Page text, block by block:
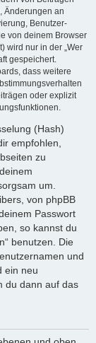
Änderungen an
Benutzer-
von deinem Browser
wird nur in der „Wer
gespeichert.
dass weitere
oder explizit
(Hash)
empfohlen,
zu
um.
von phpBB
Passwort
so kannst du
benutzen. Die
und
ein neu
du dann auf das